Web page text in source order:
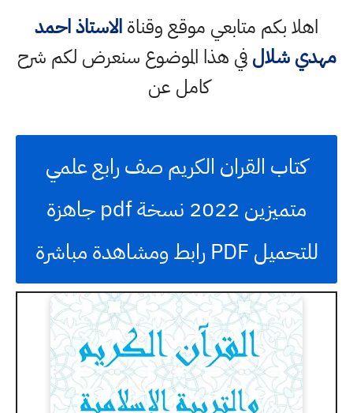
اهلا بكم متابعي موقع وقناةالاستاذ احمد
مهدي شلالفي هذا الموضوع سنعرض لكم شرح
كامل عن
كتاب القران الكريم صف رابع علمي
متميزين 2022 نسخة pdf جاهزة
للتحميل PDF رابط ومشاهدة مباشرة